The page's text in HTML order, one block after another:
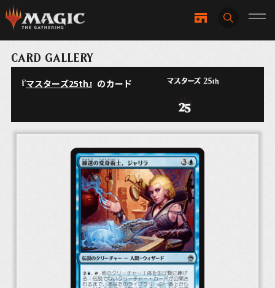
CARD GALLERY
『マスターズ25th』のカード